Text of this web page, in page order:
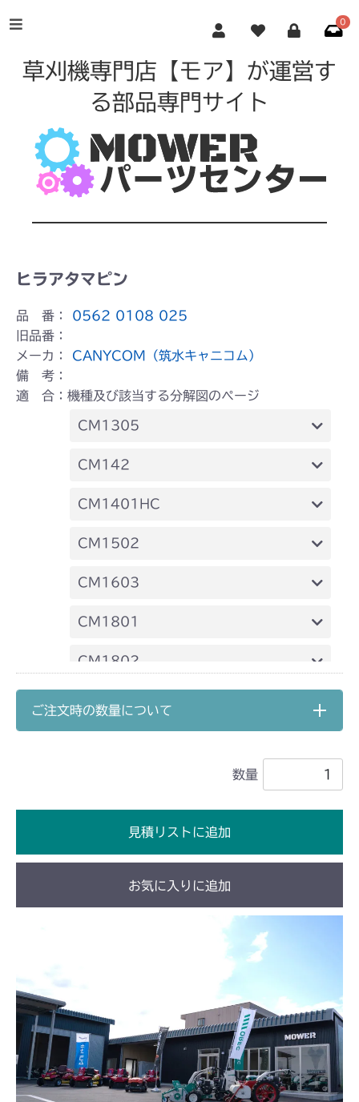
0
草刈機専門店【モア】が運営す
る部品専門サイト
ヒラアタマピン
品 番： 0562 0108 025
旧品番：
メーカ： CANYCOM（筑水キャニコム）
備 考：
適 合：機種及び該当する分解図のページ
CM1305
本体 FIG18 HSTレバー
CM142
FIG19 刈刃リンク
CM1401HC
本体 FIG23 シート
CM1502
本体 FIG19 HSTレバー
CM1603
本体 FIG14 HSTレバー
CM1801
本体 FIG21 HSTレバー
本体 FIG28 刈刃カバー(ゴムイタ)
CM1802
本体 FIG44 刈刃カバー(チェーン)
本体 FIG24 シート
CM2201YCV/YCS
本体 FIG25 シート
CM2203RC
本体 FIG20 シート(標準)
CM2203YC/YCV/YCV1
本体 FIG22 シート(標準)
本体 FIG22 シート
CM2503
本体 FIG25 刈刃リンク
CMX1402HC
本体 FIG25 シート
CMX2202YC
ご注文時の数量について
数量
見積リストに追加
お気に入りに追加